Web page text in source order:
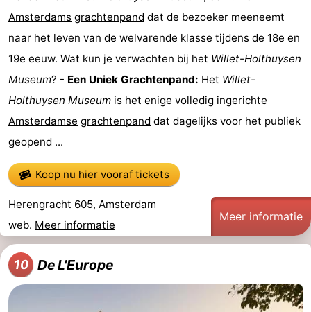
Amsterdams grachtenpand dat de bezoeker meeneemt
naar het leven van de welvarende klasse tijdens de 18e en
19e eeuw. Wat kun je verwachten bij het Willet-Holthuysen
Museum? - Een Uniek Grachtenpand: Het Willet-
Holthuysen Museum is het enige volledig ingerichte
Amsterdamse grachtenpand dat dagelijks voor het publiek
geopend ...
Koop nu hier vooraf tickets
Herengracht 605, Amsterdam
web. Meer informatie
Meer informatie
10 De L'Europe